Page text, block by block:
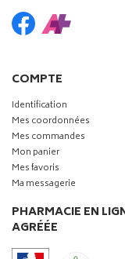
COMPTE
Identification
Mes coordonnées
Mes commandes
Mon panier
Mes favoris
Ma messagerie
PHARMACIE EN
AGRÉÉE